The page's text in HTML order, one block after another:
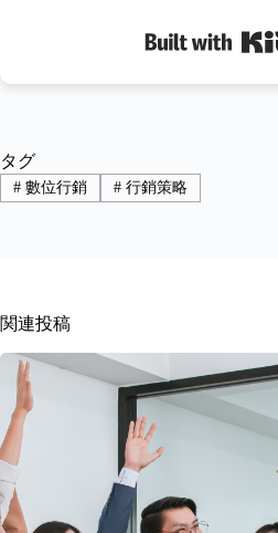
タグ
#數位行銷 #行銷策略
関連投稿